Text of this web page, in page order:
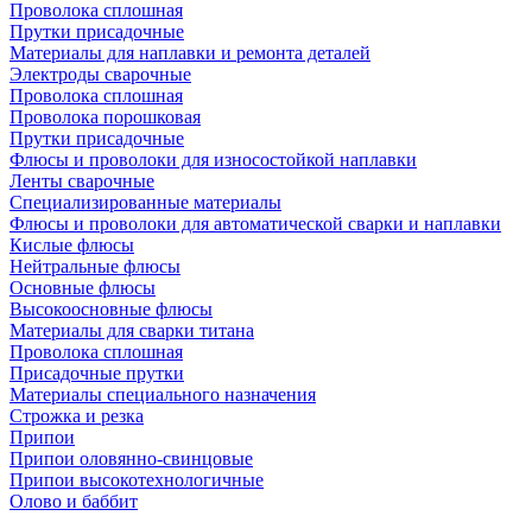
Проволока сплошная
Прутки присадочные
Материалы для наплавки и ремонта деталей
Электроды сварочные
Проволока сплошная
Проволока порошковая
Прутки присадочные
Флюсы и проволоки для износостойкой наплавки
Ленты сварочные
Специализированные материалы
Флюсы и проволоки для автоматической сварки и наплавки
Кислые флюсы
Нейтральные флюсы
Основные флюсы
Высокоосновные флюсы
Материалы для сварки титана
Проволока сплошная
Присадочные прутки
Материалы специального назначения
Строжка и резка
Припои
Припои оловянно-свинцовые
Припои высокотехнологичные
Олово и баббит